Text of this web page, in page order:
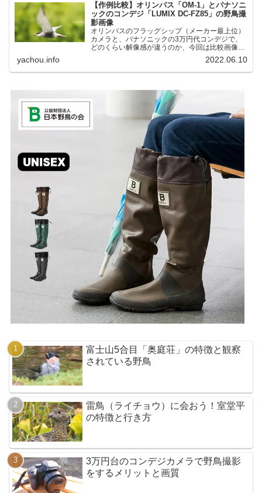
【作例比較】オリンパス「OM-1」とパナソニ
ックのコンデジ「LUMIX DC-FZ85」の野鳥撮
影画像
オリンパスのフラッグシップ（メーカー最上位）
カメラと、パナソニックの3万円代コンデジで、
どのくらい解像感が違うのか、今回は比較画像を
紹介します。私はコンデジを愛用しているのです
が、相棒がオリンパス「OM-1」を使い始めたと
ころ、同じ被写体で...
yachou.info 2022.06.10
富士山5合目「奥庭荘」の特徴と観察
されている野鳥
雷鳥（ライチョウ）に会おう！室堂平
の特徴と行き方
3万円台のコンデジカメラで野鳥撮影
をするメリットと画質